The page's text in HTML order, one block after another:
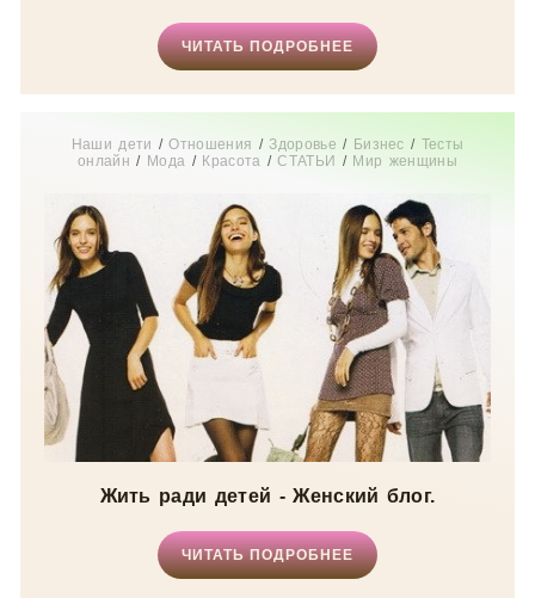
ЧИТАТЬ ПОДРОБНЕЕ
Наши дети /Отношения /Здоровье / Бизнес / Тесты
онлайн / Мода / Красота /СТАТЬИ / Мир женщины
Жить ради детей - Женский блог.
ЧИТАТЬ ПОДРОБНЕЕ